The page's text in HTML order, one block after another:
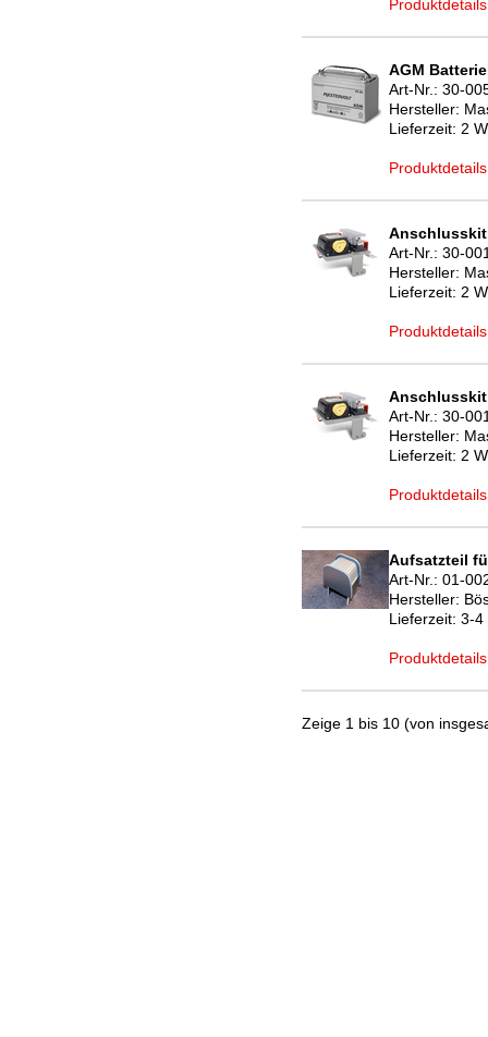
Produktdetails
AGM
Art-Nr.: 30-
Hersteller:
Lieferzeit: 2
Produktdetails
Anschlusskit
Art-Nr.: 30-
Hersteller:
Lieferzeit: 2
Produktdetails
Anschlusskit
Art-Nr.: 30-
Hersteller:
Lieferzeit: 2
Produktdetails
Aufsatzteil
Art-Nr.: 01-
Hersteller:
Lieferzeit: 3-4
Produktdetails
Zeige 1 bis 10 (von